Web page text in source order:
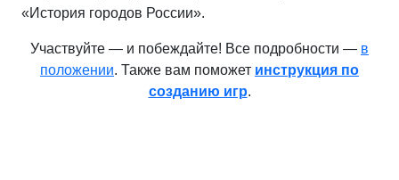
«История городов России».
Участвуйте — и побеждайте! Все подробности — в
положении. Также вам поможет инструкция по
созданию игр.